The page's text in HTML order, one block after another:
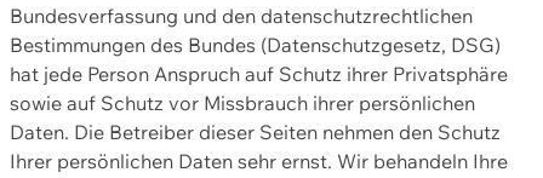
Bundesverfassung und den datenschutzrechtlichen
Bestimmungen des Bundes (Datenschutzgesetz, DSG)
hat jede Person Anspruch auf Schutz ihrer Privatsphäre
sowie auf Schutz vor Missbrauch ihrer persönlichen
Daten. Die Betreiber dieser Seiten nehmen den Schutz
Ihrer persönlichen Daten sehr ernst. Wir behandeln Ihre